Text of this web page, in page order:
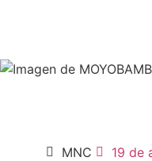
MNC
19 de